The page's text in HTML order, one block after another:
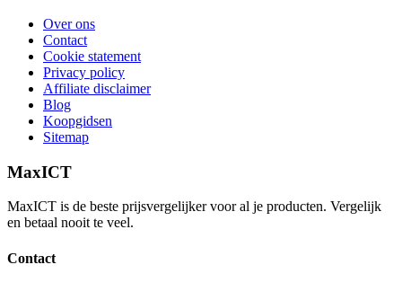
Over ons
Contact
Cookie statement
Privacy policy
Affiliate disclaimer
Blog
Koopgidsen
Sitemap
MaxICT
MaxICT is de beste prijsvergelijker voor al je producten. Vergelijk
en betaal nooit te veel.
Contact